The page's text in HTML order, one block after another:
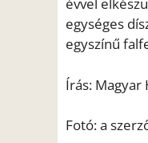
évvel
egységes
egyszínű
Írás: Magyar
Fotó: a